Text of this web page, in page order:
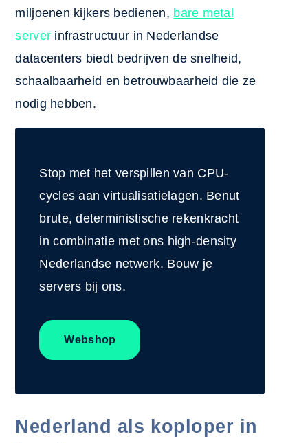
miljoenen kijkers bedienen, bare metal
server infrastructuur in Nederlandse
datacenters biedt bedrijven de snelheid,
schaalbaarheid en betrouwbaarheid die ze
nodig hebben.
Stop met het verspillen van CPU-
cycles aan virtualisatielagen. Benut
brute, deterministische rekenkracht
in combinatie met ons high-density
Nederlandse netwerk. Bouw je
servers bij ons.
Webshop
Nederland als koploper in